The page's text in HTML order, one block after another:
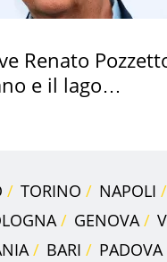
Renato
e il lago
TORINO NAPOLI
GENOVA
BARI PADOVA